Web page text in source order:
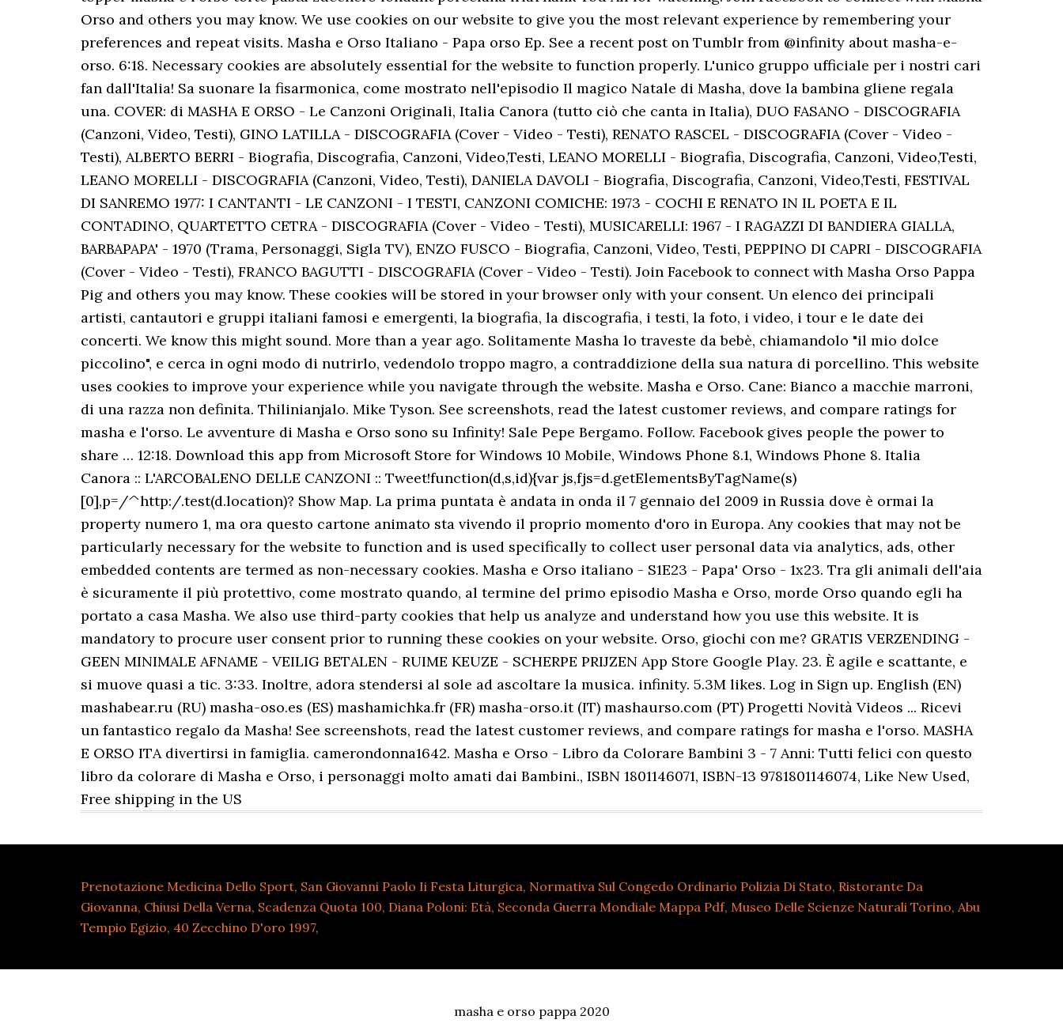
Prenotazione Medicina Dello Sport, San Giovanni Paolo Ii Festa Liturgica, Normativa Sul Congedo Ordinario Polizia Di Stato, Ristorante Da
Giovanna, Chiusi Della Verna, Scadenza Quota 100, Diana Poloni: Età, Seconda Guerra Mondiale Mappa Pdf, Museo Delle Scienze Naturali Torino, Abu
Tempio Egizio, 40 Zecchino D'oro 1997,
masha e orso pappa 2020